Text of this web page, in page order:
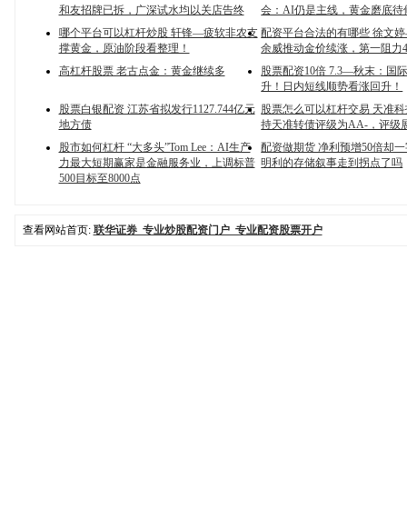
和友招牌已拆，广深试水均以关店告终
会：AI仍是主线，黄金磨底待
哪个平台可以杠杆炒股 轩锋—疲软非农支
撑黄金，原油阶段看整理！
配资平台合法的有哪些 徐文
余威推动金价续涨，第一阻力
高杠杆股票 老古点金：黄金继续多
股票配资10倍 7.3—秋末：国
升！日内短线顺势看涨回升！
股票白银配资 江苏省拟发行1127.744亿元
地方债
股票怎么可以杠杆交易 天准
持天准转债评级为AA-，评级
股市如何杠杆 “大多头”Tom Lee：AI生产
力最大短期赢家是金融服务业，上调标普
500目标至8000点
配资做期货 净利预增50倍却
明利的存储叙事走到拐点了吗
查看网站首页: 联华证券_专业炒股配资门户_专业配资股票开户